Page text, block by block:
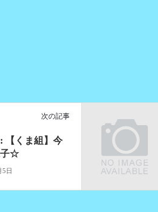
次の記事
【くま組】今
子☆
5日